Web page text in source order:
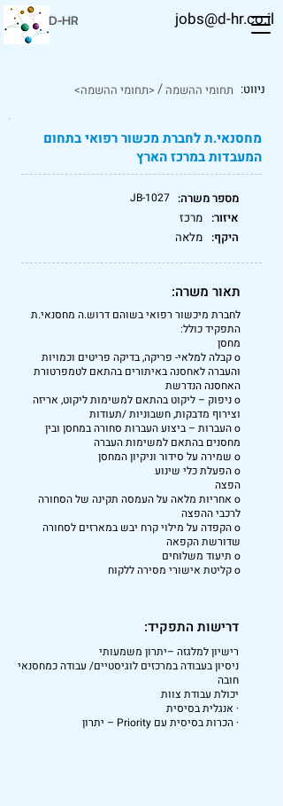
D-HR jobs@d-hr.co.il
ניווט: /<תחומי ההשמה> תחומי ההשמה
מחסנאי.ת לחברת מכשור רפואי בתחום
המעבדות במרכז הארץ
JB-1027 מספר משרה:
איזור: מרכז
היקף: מלאה
תאור משרה:
לחברת מיכשור רפואי בשוהם דרוש.ה מחסנאי.ת
התפקיד כולל:
מחסן
o קבלה למלאי- פריקה, בדיקה פריטים וכמויות
והעברה לאחסנה באיתורים בהתאם לטמפרטורת
האחסנה הנדרשת
o ניפוק – ליקוט בהתאם למשימות ליקוט, אריזה
וצירוף מדבקות, חשבוניות /תעודות
o העברות – ביצוע העברות סחורה במחסן ובין
מחסנים בהתאם למשימות העברה
o שמירה על סידור וניקיון המחסן
o הפעלת כלי שינוע
הפצה
o אחריות מלאה על העמסה תקינה של הסחורה
לרכבי ההפצה
o הקפדה על מילוי קרח יבש במארזים לסחורה
שדורשת הקפאה
o תיעוד משלוחים
o קליטת אישורי מסירה ללקוח
דרישות התפקיד:
רישיון למלגזה –יתרון משמעותי
ניסיון בעבודה במרכזים לוגיסטיים/ עבודה כמחסנאי
חובה
יכולת עבודת צוות
· אנגלית בסיסית
· הכרות בסיסית עם Priority – יתרון